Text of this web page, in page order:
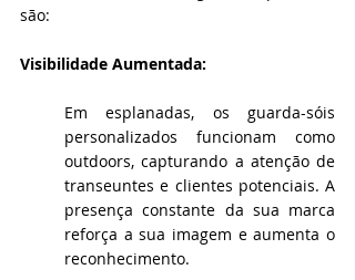
são:
Visibilidade Aumentada:
Em esplanadas, os guarda-sóis
personalizados funcionam como
outdoors, capturando a atenção de
transeuntes e clientes potenciais. A
presença constante da sua marca
reforça a sua imagem e aumenta o
reconhecimento.